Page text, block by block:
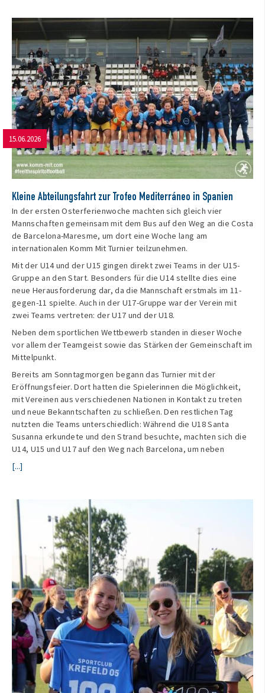
15.06.2026
Kleine Abteilungsfahrt zur Trofeo Mediterráneo in Spanien
In der ersten Osterferienwoche machten sich gleich vier
Mannschaften gemeinsam mit dem Bus auf den Weg an die Costa
de Barcelona-Maresme, um dort eine Woche lang am
internationalen Komm Mit Turnier teilzunehmen.
Mit der U14 und der U15 gingen direkt zwei Teams in der U15-
Gruppe an den Start. Besonders für die U14 stellte dies eine
neue Herausforderung dar, da die Mannschaft erstmals im 11-
gegen-11 spielte. Auch in der U17-Gruppe war der Verein mit
zwei Teams vertreten: der U17 und der U18.
Neben dem sportlichen Wettbewerb standen in dieser Woche
vor allem der Teamgeist sowie das Stärken der Gemeinschaft im
Mittelpunkt.
Bereits am Sonntagmorgen begann das Turnier mit der
Eröffnungsfeier. Dort hatten die Spielerinnen die Möglichkeit,
mit Vereinen aus verschiedenen Nationen in Kontakt zu treten
und neue Bekanntschaften zu schließen. Den restlichen Tag
nutzten die Teams unterschiedlich: Während die U18 Santa
Susanna erkundete und den Strand besuchte, machten sich die
U14, U15 und U17 auf den Weg nach Barcelona, um neben
[...]